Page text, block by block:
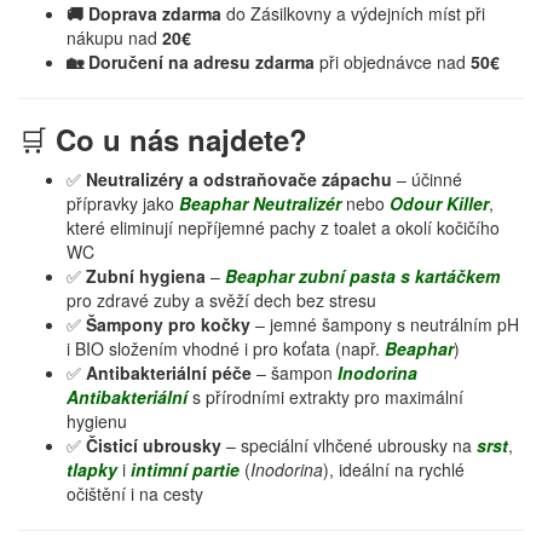
🚚 Doprava zdarma do Zásilkovny a výdejních míst při
nákupu nad 20€
🏡 Doručení na adresu zdarma při objednávce nad 50€
🛒 Co u nás najdete?
✅ Neutralizéry a odstraňovače zápachu – účinné
přípravky jako Beaphar Neutralizérnebo Odour Killer,
které eliminují nepříjemné pachy z toalet a okolí kočičího
WC
✅ Zubní hygiena – Beaphar zubní pasta s kartáčkem
pro zdravé zuby a svěží dech bez stresu
✅ Šampony pro kočky – jemné šampony s neutrálním pH
i BIO složením vhodné i pro koťata (např. Beaphar)
✅ Antibakteriální péče – šampon Inodorina
Antibakteriálnís přírodními extrakty pro maximální
hygienu
✅ Čisticí ubrousky – speciální vlhčené ubrousky na srst,
tlapkyi intimní partie (Inodorina), ideální na rychlé
očištění i na cesty